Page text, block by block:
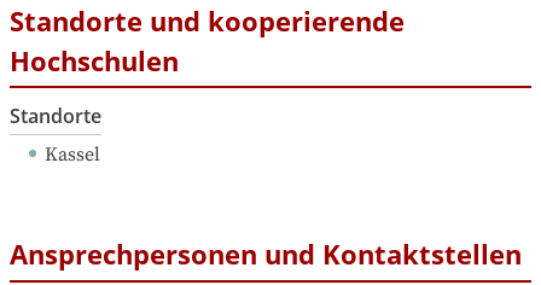
Standorte und kooperierende
Hochschulen
Standorte
Kassel
Ansprechpersonen und Kontaktstellen